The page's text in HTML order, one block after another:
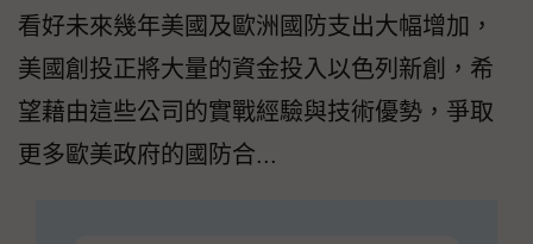
看好未來幾年美國及歐洲國防支出大幅增加，
美國創投正將大量的資金投入以色列新創，希
望藉由這些公司的實戰經驗與技術優勢，爭取
更多歐美政府的國防合...